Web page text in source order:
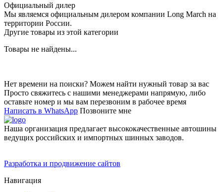
Официальный дилер
Мы являемся официальным дилером компании Long March на
территории России.
Другие товары из этой категории
Товары не найдены...
Нет времени на поиски? Можем найти нужный товар за вас
Просто свяжитесь с нашими менеджерами напрямую, либо
оставьте номер и мы вам перезвоним в рабочее время
Написать в WhatsApp Позвоните мне
Наша организация предлагает высококачественные автошины
ведущих российских и импортных шинных заводов.
Разработка и продвижение сайтов
Навигация